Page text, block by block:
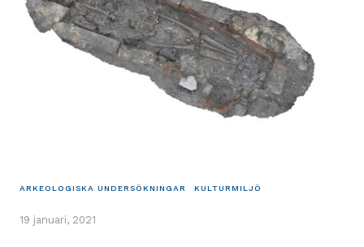
ARKEOLOGISKA UNDERSÖKNINGAR KULTURMILJÖ
19 januari, 2021